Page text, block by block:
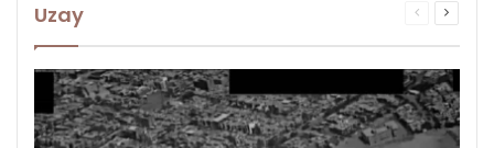
Uzay
ÖncekiSonraki